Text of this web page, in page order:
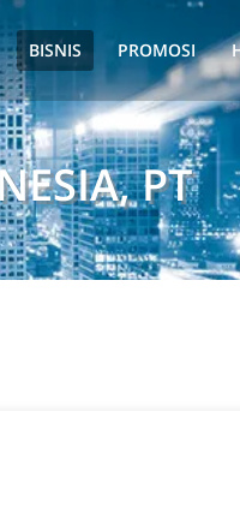
BISNIS PROMOSI
PT